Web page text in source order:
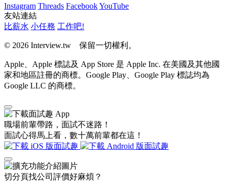
Instagram Threads FacebookYouTube
友站連結
比薪水 小任務 工作吧!
© 2026 Interview.tw 保留一切權利。
Apple、Apple 標誌及 App Store 是 Apple Inc. 在美國及其他國
家和地區註冊的商標。Google Play、Google Play 標誌均為
Google LLC 的商標。
職場前輩帶路，面試不迷路！
面試心得馬上看，數十萬前輩都在這！
切分頁找公司評價好麻煩？